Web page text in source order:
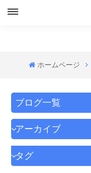
ホームページ
ブログ一覧
アーカイブ
タグ